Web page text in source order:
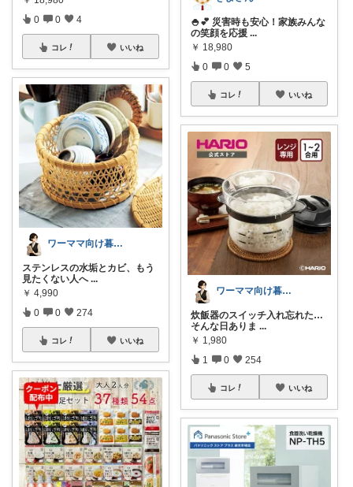
0 0 4
コレ いいね
ワーママ向け暮らしの便利グッズROOM
ステンレスの水垢とカビ、もう
見たくない人へ ...
￥ 4,990
0 0 274
コレ いいね
🍚💕 災害時も安心！家族みんな
の笑顔を応援 ...
￥ 18,980
0 0 5
コレ いいね
ワーママ向け暮らしの便利グッズROOM
炊飯器のスイッチ入れ忘れた…
そんな日ありま ...
￥ 1,980
1 0 254
コレ いいね